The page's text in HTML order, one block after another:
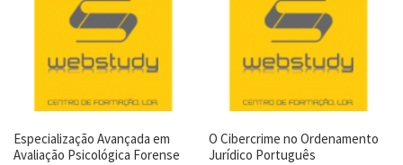
Especialização Avançada em
Avaliação Psicológica Forense
O Cibercrime no Ordenamento
Jurídico Português